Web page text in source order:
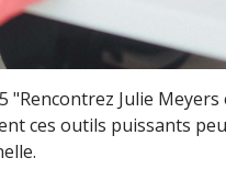
"Rencontrez Julie
ces outils puissants